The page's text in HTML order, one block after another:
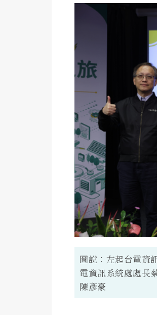
圖說：左起台電資
電資訊系統處處長
陳彥豪